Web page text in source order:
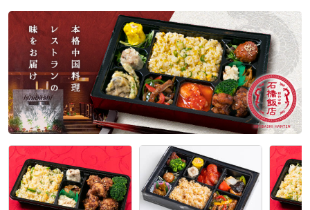
ご利用シーン：イベント運営›説明会
参加者の年齢：
男女比：男女混合
埼玉県さいたま市岩槻区太田2026/03/10
パンダ飯店の口コミをもっと見る